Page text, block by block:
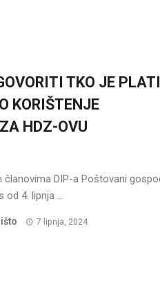
TKO JE
KORIŠTENJE
HDZ-OVU
članovima DIP-a Poštovani
od 4. lipnja ...
7 lipnja, 2024